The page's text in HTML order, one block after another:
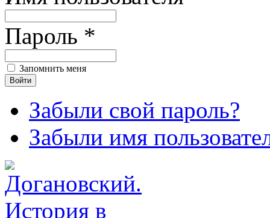
Пароль *
Запомнить меня
Забыли свой пароль?
Забыли имя